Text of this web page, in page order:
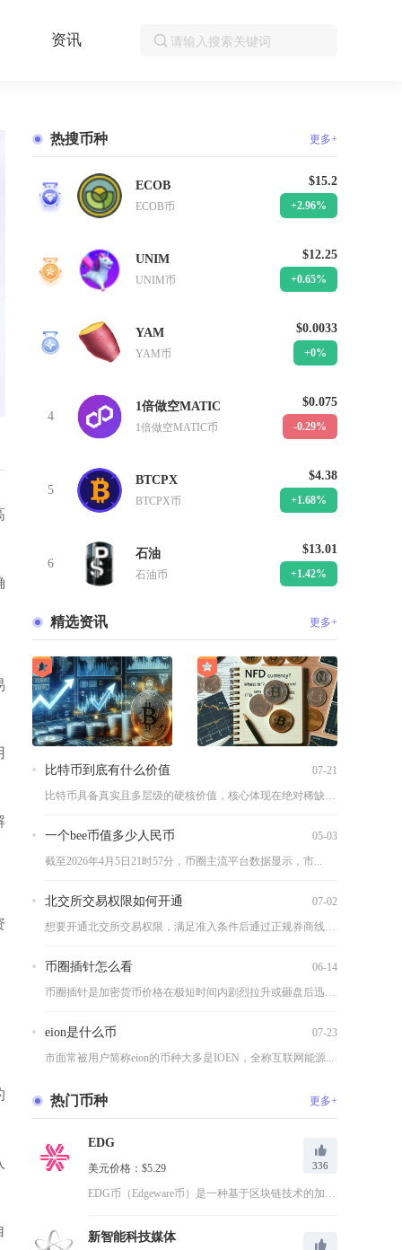
资讯
热搜币种 更多+
1
ECOB
ECOB币
$15.2
+2.96%
2
UNIM
UNIM币
$12.25
+0.65%
3
YAM
YAM币
$0.0033
+0%
4
1倍做空MATIC
1倍做空MATIC币
$0.075
-0.29%
5
BTCPX
BTCPX币
$4.38
+1.68%
6
石油
石油币
$13.01
+1.42%
精选资讯 更多+
比特币到底有什么价值 07-21
比特币具备真实且多层级的硬核价值，核心体现在绝对稀缺性、去中...
一个bee币值多少人民币 05-03
截至2026年4月5日21时57分，币圈主流平台数据显示，市...
北交所交易权限如何开通 07-02
想要开通北交所交易权限，满足准入条件后通过正规券商线上APP...
币圈插针怎么看 06-14
币圈插针是加密货币价格在极短时间内剧烈拉升或砸盘后迅速回归，...
eion是什么币 07-23
市面常被用户简称eion的币种大多是IOEN，全称互联网能源...
热门币种 更多+
EDG
美元价格：$5.29 336
EDG币（Edgeware币）是一种基于区块链技术的加密货币...
新智能科技媒体